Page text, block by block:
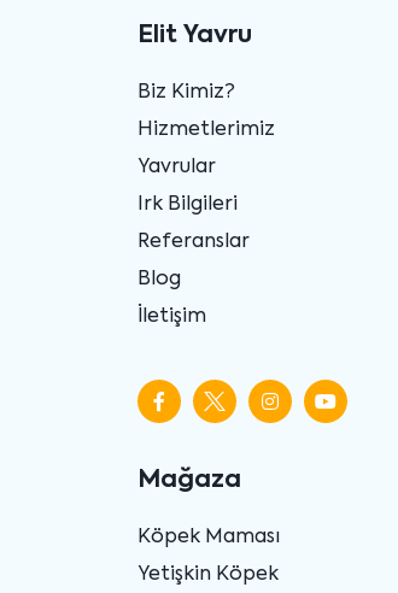
Elit Yavru
Biz Kimiz?
Hizmetlerimiz
Yavrular
Irk Bilgileri
Referanslar
Blog
İletişim
Mağaza
Köpek Maması
Yetişkin Köpek